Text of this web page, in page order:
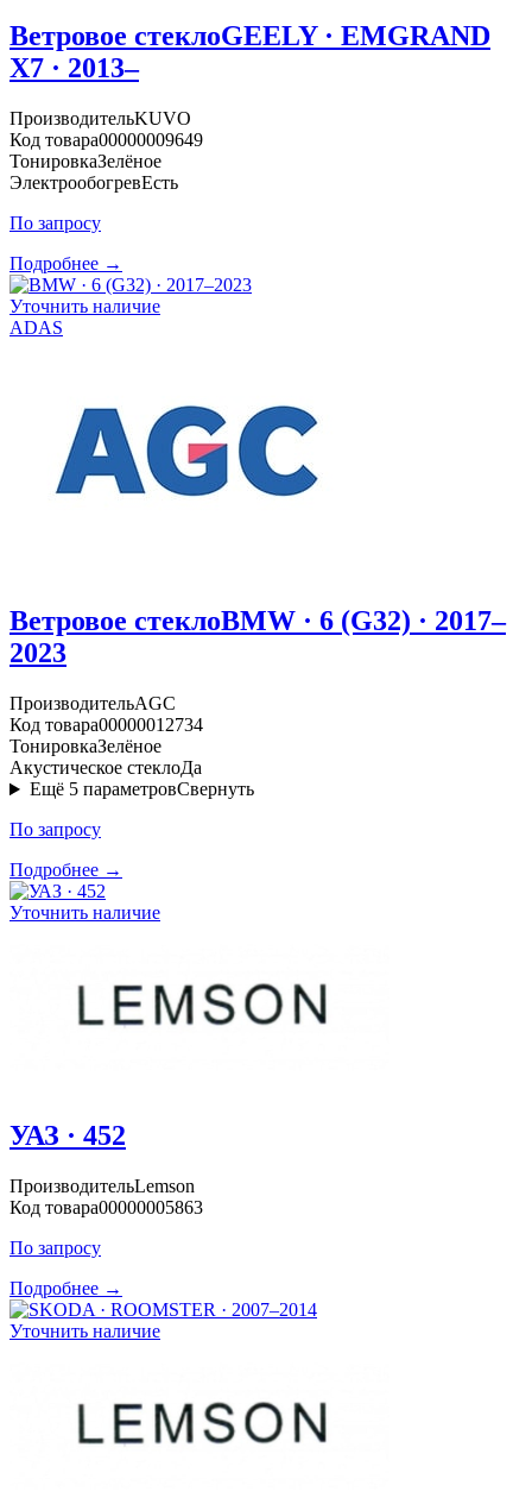
Ветровое стеклоGEELY · EMGRAND
X7 · 2013–
ПроизводительKUVO
Код товара00000009649
ТонировкаЗелёное
ЭлектрообогревЕсть
По запросу
Подробнее →
Уточнить наличие
ADAS
Ветровое стеклоBMW · 6 (G32) · 2017–
2023
ПроизводительAGC
Код товара00000012734
ТонировкаЗелёное
Акустическое стеклоДа
Ещё 5 параметровСвернуть
По запросу
Подробнее →
Уточнить наличие
УАЗ · 452
ПроизводительLemson
Код товара00000005863
По запросу
Подробнее →
Уточнить наличие